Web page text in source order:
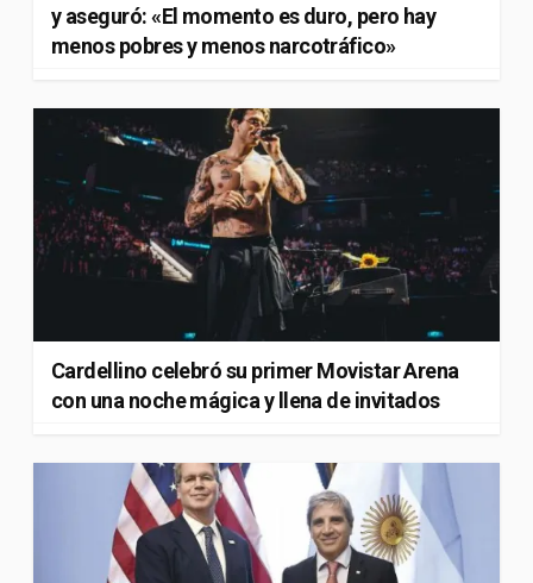
y aseguró: «El momento es duro, pero hay
menos pobres y menos narcotráfico»
Cardellino celebró su primer Movistar Arena
con una noche mágica y llena de invitados